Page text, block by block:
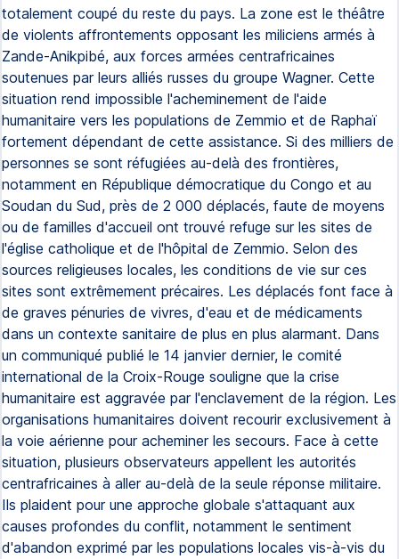
totalement coupé du reste du pays. La zone est le théâtre
de violents affrontements opposant les miliciens armés à
Zande-Anikpibé, aux forces armées centrafricaines
soutenues par leurs alliés russes du groupe Wagner. Cette
situation rend impossible l'acheminement de l'aide
humanitaire vers les populations de Zemmio et de Raphaï
fortement dépendant de cette assistance. Si des milliers de
personnes se sont réfugiées au-delà des frontières,
notamment en République démocratique du Congo et au
Soudan du Sud, près de 2 000 déplacés, faute de moyens
ou de familles d'accueil ont trouvé refuge sur les sites de
l'église catholique et de l'hôpital de Zemmio. Selon des
sources religieuses locales, les conditions de vie sur ces
sites sont extrêmement précaires. Les déplacés font face à
de graves pénuries de vivres, d'eau et de médicaments
dans un contexte sanitaire de plus en plus alarmant. Dans
un communiqué publié le 14 janvier dernier, le comité
international de la Croix-Rouge souligne que la crise
humanitaire est aggravée par l'enclavement de la région. Les
organisations humanitaires doivent recourir exclusivement à
la voie aérienne pour acheminer les secours. Face à cette
situation, plusieurs observateurs appellent les autorités
centrafricaines à aller au-delà de la seule réponse militaire.
Ils plaident pour une approche globale s'attaquant aux
causes profondes du conflit, notamment le sentiment
d'abandon exprimé par les populations locales vis-à-vis du